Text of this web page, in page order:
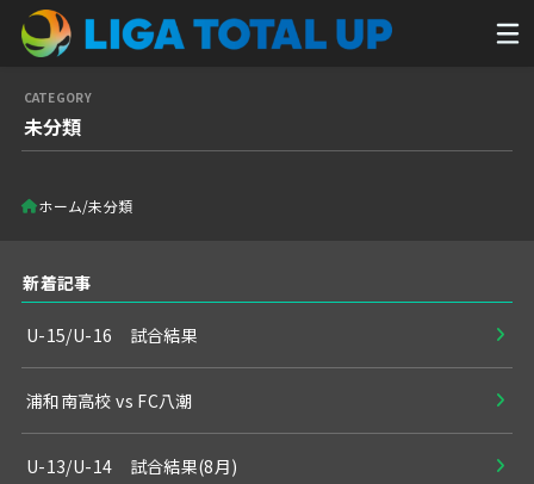
未分類
ホーム 未分類
新着記事
U-15/U-16 試合結果
浦和南高校 vs FC八潮
U-13/U-14 試合結果(8月)